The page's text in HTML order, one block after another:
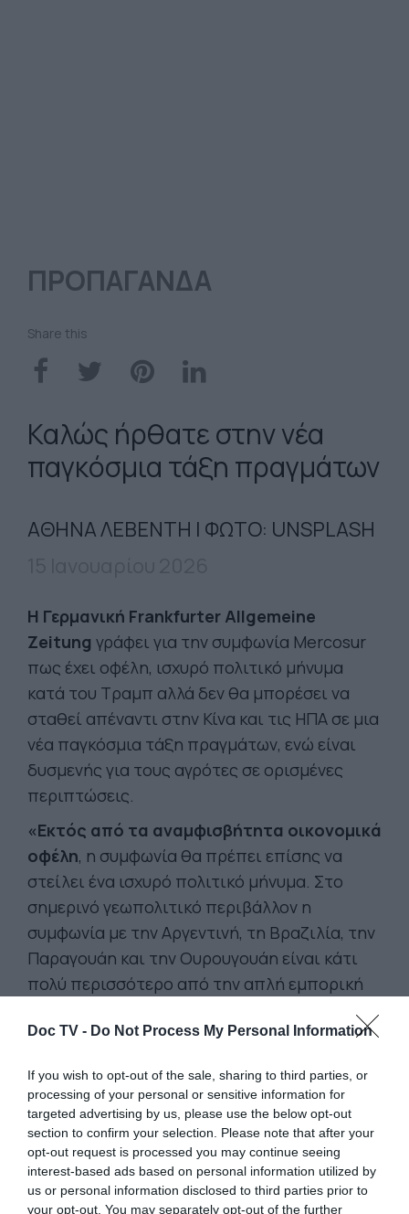
Doc TV - Do Not Process My Personal Information
If you wish to opt-out of the sale, sharing to third parties, or
processing of your personal or sensitive information for
targeted advertising by us, please use the below opt-out
section to confirm your selection. Please note that after your
opt-out request is processed you may continue seeing
interest-based ads based on personal information utilized by
us or personal information disclosed to third parties prior to
your opt-out. You may separately opt-out of the further
ΠΡΟΠΑΓΑΝΔΑ
Share this
Καλώς ήρθατε στην νέα
παγκόσμια τάξη πραγμάτων
ΑΘΗΝΑ ΛΕΒΕΝΤΗ | ΦΩΤΟ: UNSPLASH
Η Γερμανική Frankfurter Allgemeine
Zeitung γράφει για την συμφωνία Mercosur
πως έχει οφέλη, ισχυρό πολιτικό μήνυμα
κατά του Τραμπ αλλά δεν θα μπορέσει να
σταθεί απέναντι στην Κίνα και τις ΗΠΑ σε μια
νέα παγκόσμια τάξη πραγμάτων, ενώ είναι
δυσμενής για τους αγρότες σε ορισμένες
περιπτώσεις.
«Εκτός από τα αναμφισβήτητα οικονομικά
οφέλη, η συμφωνία θα πρέπει επίσης να
στείλει ένα ισχυρό πολιτικό μήνυμα. Στο
σημερινό γεωπολιτικό περιβάλλον η
συμφωνία με την Αργεντινή, τη Βραζιλία, την
Παραγουάη και την Ουρουγουάη είναι κάτι
πολύ περισσότερο από την απλή εμπορική
συμφωνία η οποία ξεκίνησε πριν από 25 και
πλέον χρόνια. Είναι ένα σημαντικό δομικό
την εξάρτησή της από την Κίνα.
Αποτελεί δέσμευση για εμπόριο και διεθνή
συνεργασίαβάσεικανόνων. Είναι η
απόρριψη μιας πολιτικής που καθορίζεται
από το νόμο της ζούγκλας. Πότε θα